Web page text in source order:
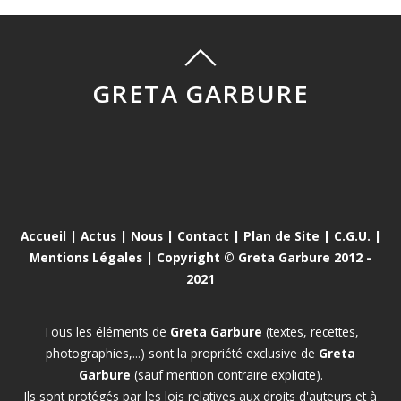
GRETA GARBURE
Accueil | Actus| Nous| Contact | Plan de Site | C.G.U. |
Mentions Légales | Copyright © Greta Garbure 2012 -
2021
Tous les éléments de Greta Garbure (textes, recettes,
photographies,...) sont la propriété exclusive de Greta
Garbure (sauf mention contraire explicite).
Ils sont protégés par les lois relatives aux droits d'auteurs et à